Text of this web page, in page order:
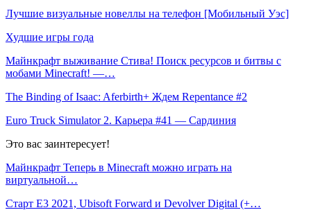
Лучшие визуальные новеллы на телефон [Мобильный Уэс]
Худшие игры года
Майнкрафт выживание Стива! Поиск ресурсов и битвы с
мобами Minecraft! —…
The Binding of Isaac: Aferbirth+ Ждем Repentance #2
Euro Truck Simulator 2. Карьера #41 — Сардиния
Это вас заинтересует!
Майнкрафт Теперь в Minecraft можно играть на
виртуальной…
Старт E3 2021, Ubisoft Forward и Devolver Digital (+…